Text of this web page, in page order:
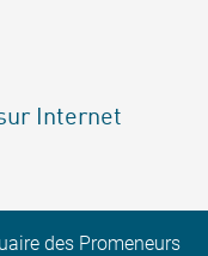
Internet
des Promeneurs